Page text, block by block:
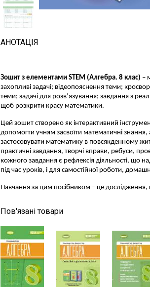
АНОТАЦІЯ
Зошит з елементами STEM (Алгебра. 8 клас) –
захопливі задачі; відеопояснення теми;
теми; задачі для розв’язування; завдання з
щоб розкрити красу математики.
Цей зошит створено як інтерактивний
допомогти учням засвоїти математичні
застосовувати математику в повсякденному
практичні завдання, творчі вправи, ребуси,
кожного завдання є рефлексія діяльності, що
під час уроків, і для самостійної роботи,
Навчання за цим посібником – це дослідження,
Пов'язані товари